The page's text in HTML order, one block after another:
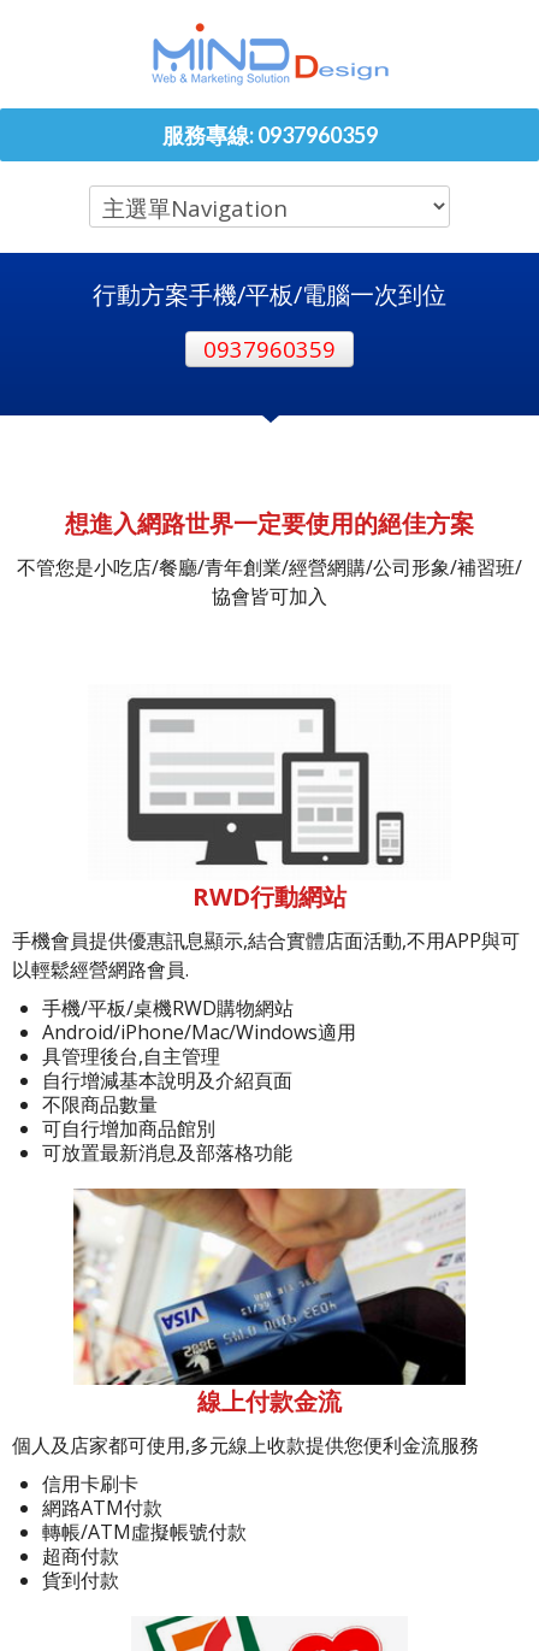
服務專線: 0937960359
行動方案手機/平板/電腦一次到位
0937960359
想進入網路世界一定要使用的絕佳方案
不管您是小吃店/餐廳/青年創業/經營網購/公司形象/補習班/
協會皆可加入
RWD行動網站
手機會員提供優惠訊息顯示,結合實體店面活動,不用APP與可
以輕鬆經營網路會員.
手機/平板/桌機RWD購物網站
Android/iPhone/Mac/Windows適用
具管理後台,自主管理
自行增減基本說明及介紹頁面
不限商品數量
可自行增加商品館別
可放置最新消息及部落格功能
線上付款金流
個人及店家都可使用,多元線上收款提供您便利金流服務
信用卡刷卡
網路ATM付款
轉帳/ATM虛擬帳號付款
超商付款
貨到付款